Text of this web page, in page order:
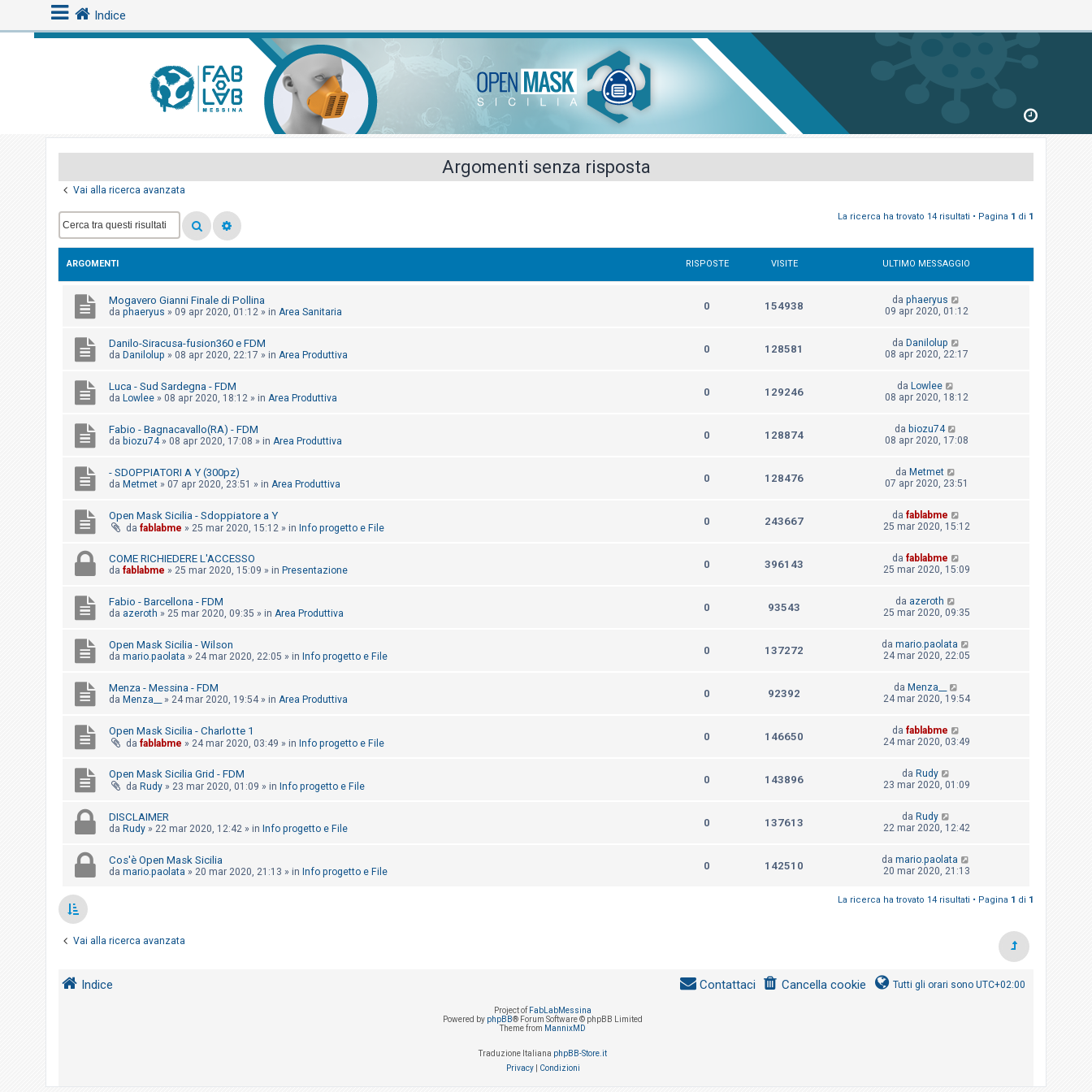
Indice
Argomenti senza risposta
Vai alla ricerca avanzata
La ricerca ha trovato 14 risultati • Pagina 1 di 1
ARGOMENTI RISPOSTE VISITE ULTIMO MESSAGGIO
Mogavero Gianni Finale di Pollina
da phaeryus » 09 apr 2020, 01:12 » in Area Sanitaria 0 154938 da phaeryus
09 apr 2020, 01:12
Danilo-Siracusa-fusion360 e FDM
da Danilolup » 08 apr 2020, 22:17 » in Area Produttiva 0 128581 da Danilolup
08 apr 2020, 22:17
Luca - Sud Sardegna - FDM
da Lowlee » 08 apr 2020, 18:12 » in Area Produttiva 0 129246 da Lowlee
08 apr 2020, 18:12
Fabio - Bagnacavallo(RA) - FDM
da biozu74» 08 apr 2020, 17:08 » in Area Produttiva 0 128874 da biozu74
08 apr 2020, 17:08
- SDOPPIATORI A Y (300pz)
da Metmet » 07 apr 2020, 23:51 » in Area Produttiva 0 128476 da Metmet
07 apr 2020, 23:51
Open Mask Sicilia - Sdoppiatore a Y
da fablabme » 25 mar 2020, 15:12 » in Info progetto e File
0 243667 da fablabme
25 mar 2020, 15:12
COME RICHIEDERE L'ACCESSO
da fablabme » 25 mar 2020, 15:09 » in Presentazione 0 396143 da fablabme
25 mar 2020, 15:09
Fabio - Barcellona - FDM
da azeroth » 25 mar 2020, 09:35 » in Area Produttiva 0 93543 da azeroth
25 mar 2020, 09:35
Open Mask Sicilia - Wilson
da mario.paolata » 24 mar 2020, 22:05 » in Info progetto e File 0 137272 damario.paolata
24 mar 2020, 22:05
Menza - Messina - FDM
da Menza__ » 24 mar 2020, 19:54» in Area Produttiva 0 92392 da Menza__
24 mar 2020, 19:54
Open Mask Sicilia - Charlotte 1
da fablabme » 24 mar 2020, 03:49 » in Info progetto e File
0 146650 da fablabme
24 mar 2020, 03:49
Open Mask Sicilia Grid - FDM
da Rudy » 23 mar 2020, 01:09 » in Info progetto e File
0 143896 da Rudy
23 mar 2020, 01:09
DISCLAIMER
da Rudy » 22 mar 2020, 12:42 » in Info progetto e File 0 137613 da Rudy
22 mar 2020, 12:42
Cos'è Open Mask Sicilia
da mario.paolata » 20 mar 2020, 21:13 » in Info progetto e File 0 142510 damario.paolata
20 mar 2020, 21:13
La ricerca ha trovato 14 risultati • Pagina 1 di 1
Vai alla ricerca avanzata
Indice Tutti gli orari sono UTC+02:00
Cancella cookie
Contattaci
Project of FabLabMessina
Powered by phpBB® Forum Software © phpBB Limited
Theme from MannixMD
Traduzione Italiana phpBB-Store.it
Privacy| Condizioni